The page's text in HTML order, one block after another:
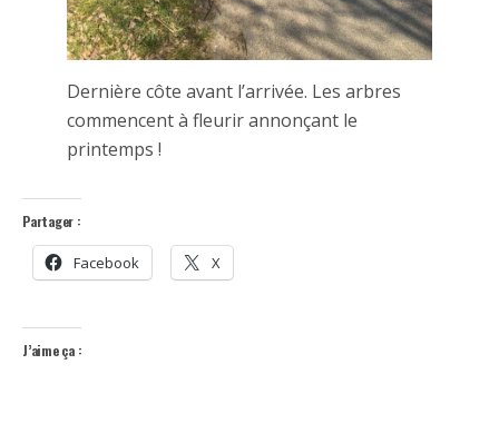
Dernière côte avant l’arrivée. Les arbres
commencent à fleurir annonçant le
printemps !
Partager :
Facebook X
J’aime ça :